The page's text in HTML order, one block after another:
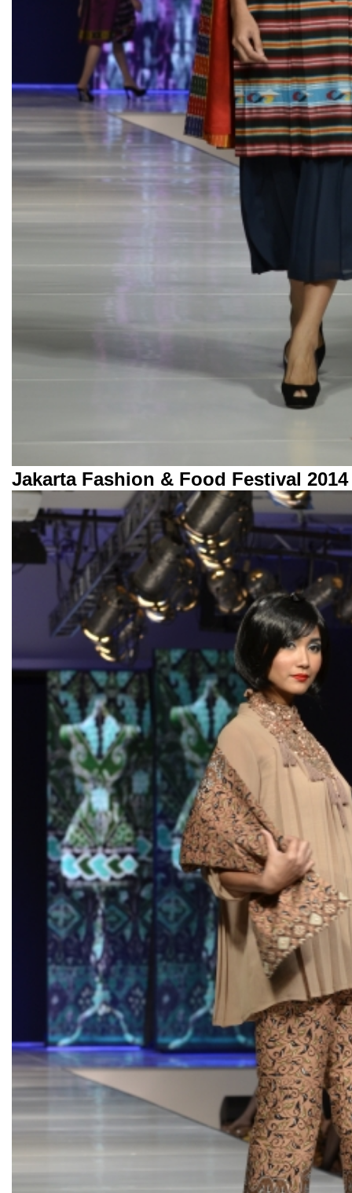
Jakarta Fashion & Food Festival 2014